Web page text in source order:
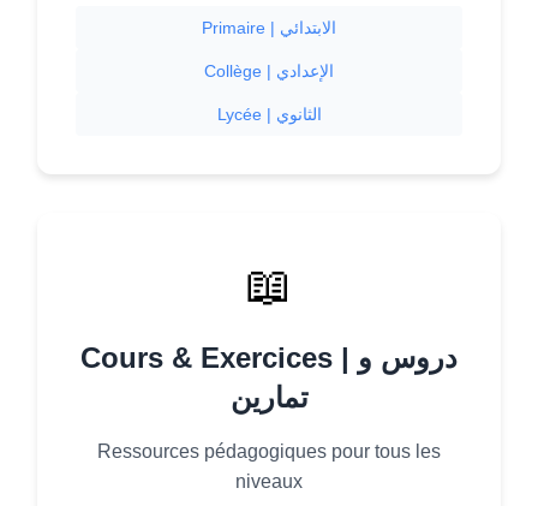
Primaire | الابتدائي
Collège | الإعدادي
Lycée | الثانوي
📖
Cours & Exercices | دروس و
تمارين
Ressources pédagogiques pour tous les
niveaux